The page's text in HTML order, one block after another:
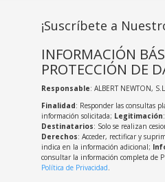
¡Suscríbete a
INFORMACIÓN
PROTECCIÓN DE
Responsable: ALBERT NEWTON,
Finalidad: Responder las consultas
información solicitada; Legitimación
Destinatarios: Solo se realizan
Derechos: Acceder, rectificar y
indica en la información adicional;
consultar la información completa de
Política de Privacidad.